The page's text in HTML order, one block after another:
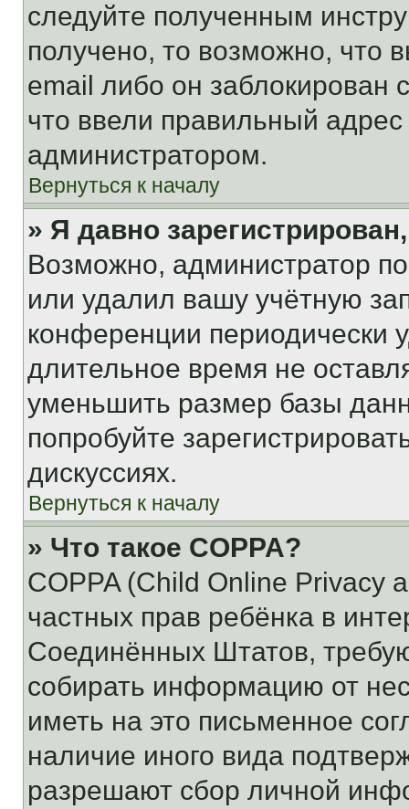
следуйте полученным
получено, то возможно, что
email либо он
что ввели правильный адрес
администратором.
Вернуться к началу
» Я давно
Возможно, администратор
или удалил вашу учётную
конференции периодически
длительное время не
уменьшить размер базы
попробуйте
дискуссиях.
Вернуться к началу
» Что такое COPPA?
COPPA (Child Online Privacy
частных прав ребёнка в
Соединённых Штатов,
собирать информацию от
иметь на это письменное
наличие иного вида
разрешают сбор личной